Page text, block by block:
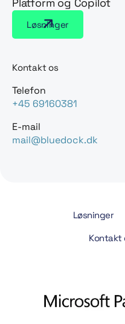
Løsninger
Kontakt os
Telefon
+45 69160381
E-mail
mail@bluedock.dk
Løsninger
Kontakt